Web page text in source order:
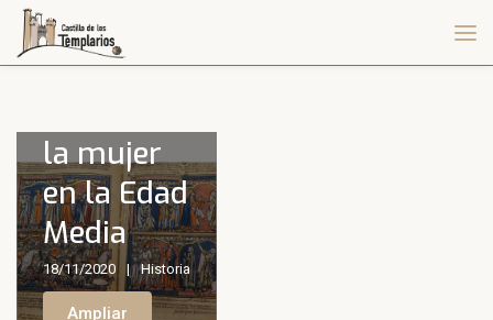
Trótula di
la mujer
en la Edad
Media
18/11/2020 Historia
Ampliar